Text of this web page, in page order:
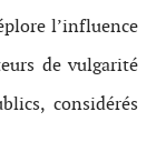
l’influence
de vul­gar­ité
con­sid­érés